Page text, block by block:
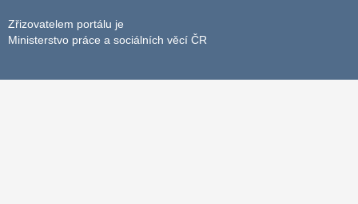
Zřizovatelem portálu je
Ministerstvo práce a sociálních věcí ČR